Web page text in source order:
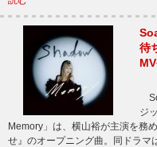
待
ジ
Memory」は、横山裕が主演を務
せ』のオープニング曲。同ドラ